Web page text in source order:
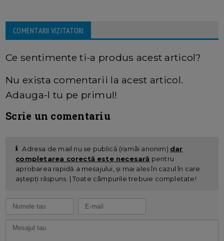
COMENTARII VIZITATORI
Ce sentimente ti-a produs acest articol?
Nu exista comentarii la acest articol.
Adauga-l tu pe primul!
Scrie un comentariu
Adresa de mail nu se publică (ramâi anonim) dar
completarea corectă este necesară pentru
aprobarea rapidă a mesajului, și mai ales în cazul în care
aștepți răspuns. | Toate câmpurile trebuie completate!